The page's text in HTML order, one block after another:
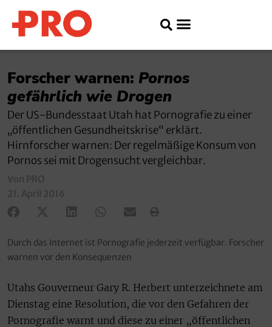
Forscher warnen: Pornos
gefährlich wie Drogen
Der US-Bundesstaat Utah hat Pornografie zu einer
„öffentlichen Gesundheitskrise“ erklärt.
Hirnforscher warnen: Der regelmäßige Konsum von
Pornos sei mit Drogensucht vergleichbar.
Von PRO
21. April 2016
Durch das Internet ist Pornografie jederzeit verfügbar. Forscher
warnen vor den Konsequenzen
Utahs Gouverneur Gary R. Herbert unterzeichnete am
Dienstag eine Resolution, die vor den Gefahren der
Pornografie warnt und diese zu einer „öffentlichen